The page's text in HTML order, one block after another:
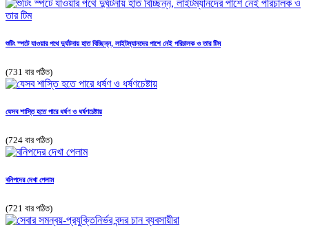
শুটিং স্পটে যাওয়ার পথে দুর্ঘটনায় হাত বিচ্ছিন্ন, লাইটম্যানদের পাশে নেই পরিচালক ও তার টিম
(731 বার পঠিত)
যেসব শাস্তি হতে পারে ধর্ষণ ও ধর্ষণচেষ্টায়
(724 বার পঠিত)
বনিপদের দেখা পেলাম
(721 বার পঠিত)